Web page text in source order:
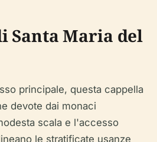
Santa Maria del
principale, questa cappella
devote dai monaci
scala e l'accesso
le stratificate usanze